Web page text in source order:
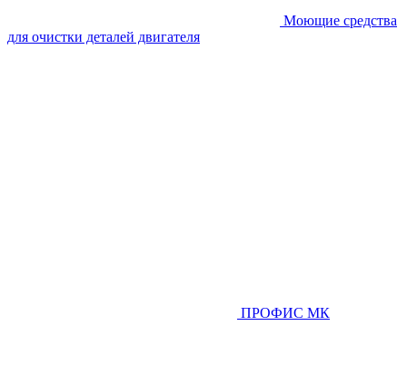
Моющие средства
для очистки деталей двигателя
ПРОФИС МК